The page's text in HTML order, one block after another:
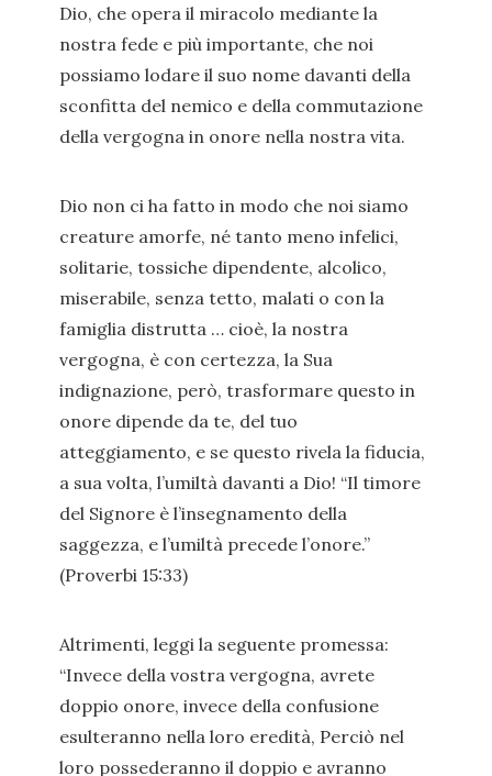
Dio, che opera il miracolo mediante la
nostra fede e più importante, che noi
possiamo lodare il suo nome davanti della
sconfitta del nemico e della commutazione
della vergogna in onore nella nostra vita.
Dio non ci ha fatto in modo che noi siamo
creature amorfe, né tanto meno infelici,
solitarie, tossiche dipendente, alcolico,
miserabile, senza tetto, malati o con la
famiglia distrutta … cioè, la nostra
vergogna, è con certezza, la Sua
indignazione, però, trasformare questo in
onore dipende da te, del tuo
atteggiamento, e se questo rivela la fiducia,
a sua volta, l’umiltà davanti a Dio! “Il timore
del Signore è l’insegnamento della
saggezza, e l’umiltà precede l’onore.”
(Proverbi 15:33)
Altrimenti, leggi la seguente promessa:
“Invece della vostra vergogna, avrete
doppio onore, invece della confusione
esulteranno nella loro eredità, Perciò nel
loro possederanno il doppio e avranno